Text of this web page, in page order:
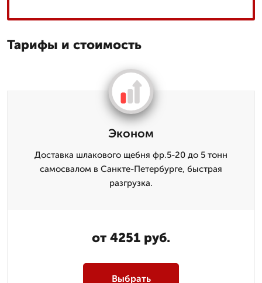
Тарифы и стоимость
Эконом
Доставка шлакового щебня фр.5-20 до 5 тонн
самосвалом в Санкте-Петербурге, быстрая
разгрузка.
от 4251 руб.
Выбрать